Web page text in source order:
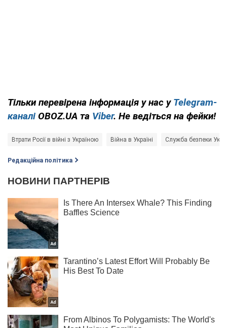
Тільки перевірена інформація у нас у Telegram-
каналі OBOZ.UA та Viber. Не ведіться на фейки!
Втрати Росії в війні з Україною Війна в Україні Служба безпеки
Редакційна політика